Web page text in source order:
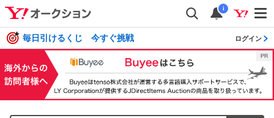
i
毎日引けるくじ 今すぐ挑戦 ログイン